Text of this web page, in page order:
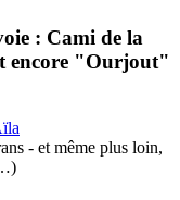
: Cami de la
encore "Ourjout"
- et même plus loin,